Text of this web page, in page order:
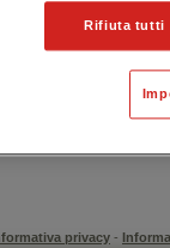
privacy -
Rifiuta tutti